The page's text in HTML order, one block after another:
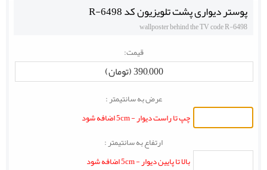
پوستر دیواری پشت تلویزیون کد R-6498
wallposter behind the TV code R-6498
قیمت:
390,000 (تومان)
عرض به سانتیمتر :
چپ تا راست دیوار - 5cm اضافه شود
ارتفاع به سانتیمتر :
بالا تا پایین دیوار - 5cm اضافه شود